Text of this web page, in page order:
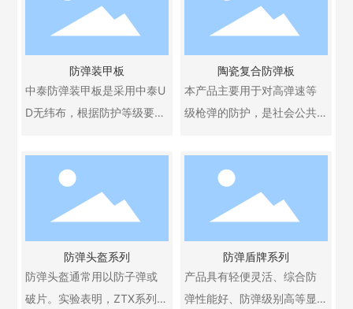
射的51式7.62mm铅芯弹和标
准试验刀具24焦耳动能的穿
刺，保护人体主要内脏器官
不受到枪伤和刺伤。产品已
心的检测，并于2010年被公
安部首批列装（公装财[201
0]911号，公装财传发[2012]
本产品为高性能防护材料，
相关防护装备销售、出口需
遵守国家两用物项及军品出
各种防弹车、装甲车、舰艇
及人体防护。
本产品为高性能防护材料，
相关防护装备销售、出口需
防弹装甲板
中泰防弹装甲板是采用中泰U
D无纬布，根据防护等级要
广泛用于防弹车、装甲车、
运钞车、舰艇、海警巡逻
艇、游艇游轮。
本产品为高性能防护材料，
相关防护装备销售、出口需
遵守国家两用物项及军品出
陶瓷复合防弹板
本产品主要用于对高弹速等
级枪弹的防护，是社会公共
需和特种部队不可或缺的重
要防护装备之一。可广泛应
用于人体防弹衣、防弹盾
牌、防弹门、特种车辆、舟
船、飞行器以及有需求的其
他装置。
防弹头盔系列
防弹头盔通常用以防子弹或
破片。实验表明，ZTX系列高
防弹盾牌系列
产品具有轻便灵活、综合防
弹性能好、防弹级别高等显